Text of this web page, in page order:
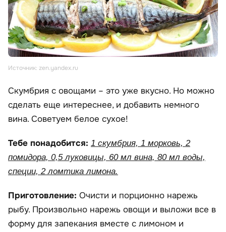
Источник: zen.yandex.ru
Скумбрия с овощами – это уже вкусно. Но можно
сделать еще интереснее, и добавить немного
вина. Советуем белое сухое!
Тебе понадобится: 1 скумбрия, 1 морковь, 2
помидора, 0,5 луковицы, 60 мл вина, 80 мл воды,
специи, 2 ломтика лимона.
Приготовление: Очисти и порционно нарежь
рыбу. Произвольно нарежь овощи и выложи все в
форму для запекания вместе с лимоном и